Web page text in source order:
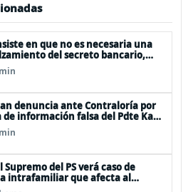
en que no es necesaria una
del secreto bancario,
existe
denuncia ante Contraloría por
información falsa del Pdte Kast
nacional
del PS verá caso de
intrafamiliar que afecta al
Espinoza